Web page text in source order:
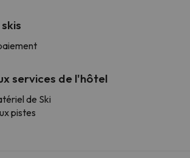
services de l'hôtel
de Ski
pistes